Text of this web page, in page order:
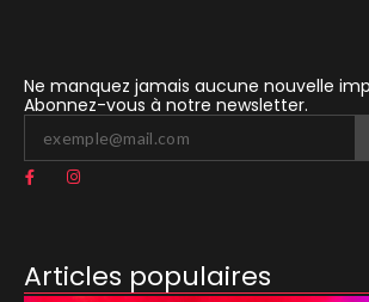
Ne manquez jamais aucune nouvelle
Abonnez-vous à notre newsletter.
Articles populaires